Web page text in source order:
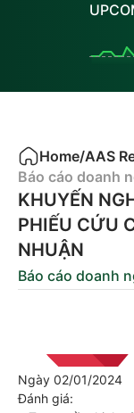
Home/AAS
Báo cáo doanh
KHUYẾN
PHIẾU CỨU
NHUẬN
Báo cáo doanh
Ngày 02/01/2024
Đánh giá: